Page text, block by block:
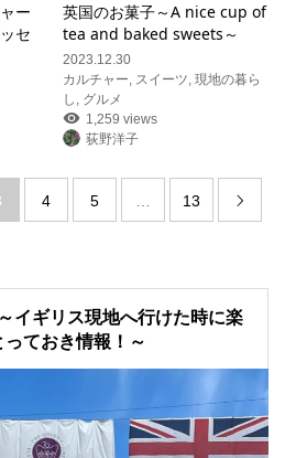
ー
セ
英国のお菓子～A nice cup of
tea and baked sweets～
2023.12.30
カルチャー, スイーツ,現地の暮ら
し , グルメ
1,259 views
荻野洋子
4 5 … 13 
ギリス現地へ行けた時に楽
っておき情報！～